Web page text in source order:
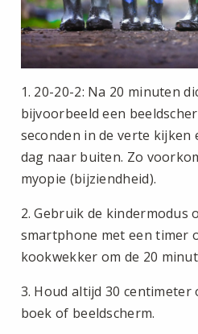
1. 20-20-2: Na 20 minuten
bijvoorbeeld een
seconden in de verte
dag naar buiten. Zo
myopie (bijziendheid).
2. Gebruik de kindermodus
smartphone met een timer
kookwekker om de 20
3. Houd altijd 30
boek of beeldscherm.